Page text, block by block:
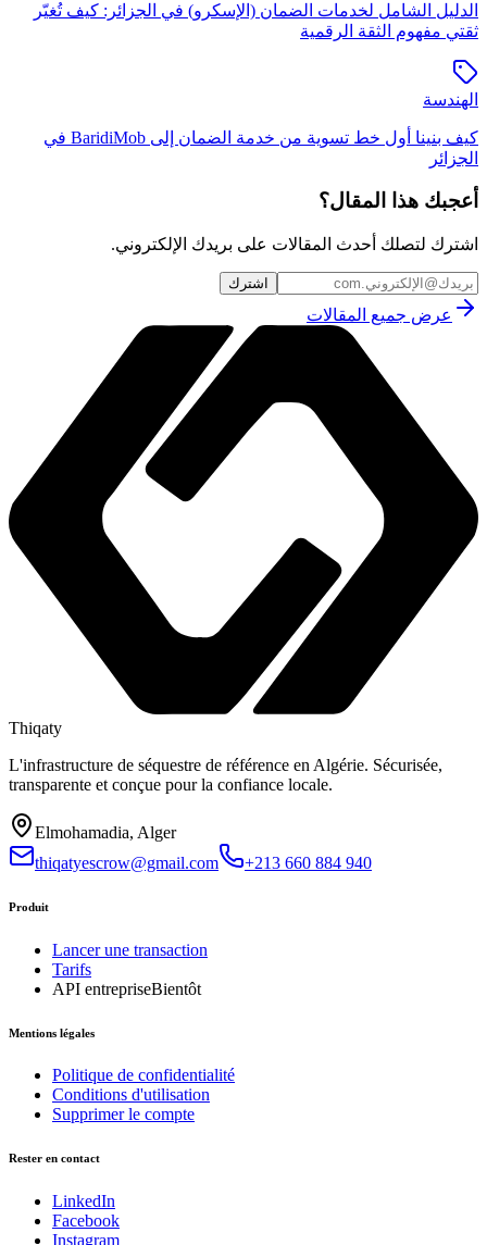
الدليل الشامل لخدمات الضمان (الإسكرو) في الجزائر: كيف تُغيّر
ثقتي مفهوم الثقة الرقمية
الهندسة
كيف بنينا أول خط تسوية من خدمة الضمان إلى BaridiMob في
الجزائر
أعجبك هذا المقال؟
اشترك لتصلك أحدث المقالات على بريدك الإلكتروني.
اشترك
عرض جميع المقالات
Thiqaty
L'infrastructure de séquestre de référence en Algérie. Sécurisée,
transparente et conçue pour la confiance locale.
Elmohamadia, Alger
thiqatyescrow@gmail.com
+213 660 884 940
Produit
Lancer une transaction
Tarifs
API entrepriseBientôt
Mentions légales
Politique de confidentialité
Conditions d'utilisation
Supprimer le compte
Rester en contact
LinkedIn
Facebook
Instagram